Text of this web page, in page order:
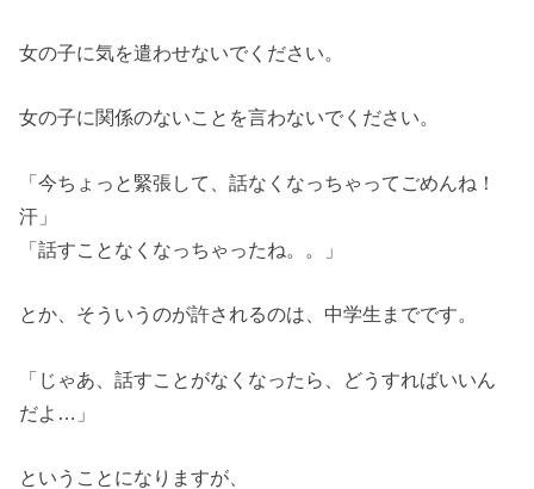
女の子に気を遣わせないでください。
女の子に関係のないことを言わないでください。
「今ちょっと緊張して、話なくなっちゃってごめんね！
汗」
「話すことなくなっちゃったね。。」
とか、そういうのが許されるのは、中学生までです。
「じゃあ、話すことがなくなったら、どうすればいいん
だよ…」
ということになりますが、